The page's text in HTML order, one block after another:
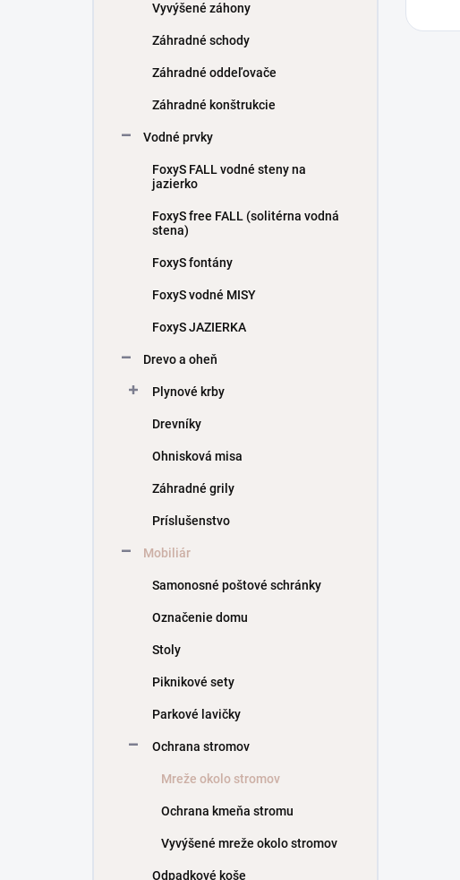
Vyvýšené záhony
Záhradné schody
Záhradné oddeľovače
Záhradné konštrukcie
Vodné prvky
FoxyS FALL vodné steny na
jazierko
FoxyS free FALL (solitérna vodná
stena)
FoxyS fontány
FoxyS vodné MISY
FoxyS JAZIERKA
Drevo a oheň
Plynové krby
Drevníky
Ohnisková misa
Záhradné grily
Príslušenstvo
Mobiliár
Samonosné poštové schránky
Označenie domu
Stoly
Piknikové sety
Parkové lavičky
Ochrana stromov
Mreže okolo stromov
Ochrana kmeňa stromu
Vyvýšené mreže okolo stromov
Odpadkové koše